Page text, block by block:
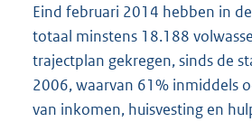
Eind februari 2014 hebben in
totaal minstens 18.188
trajectplan gekregen, sinds de
2006, waarvan 61% inmiddels
van inkomen, huisvesting en